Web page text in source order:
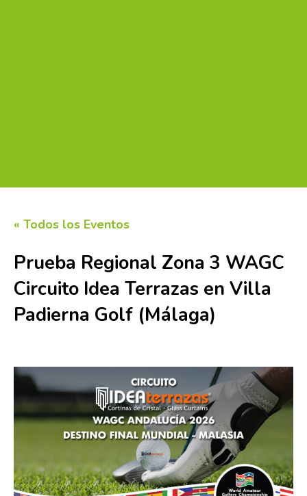
« Todos los Eventos
Prueba Regional Zona 3 WAGC
Circuito Idea Terrazas en Villa
Padierna Golf (Málaga)